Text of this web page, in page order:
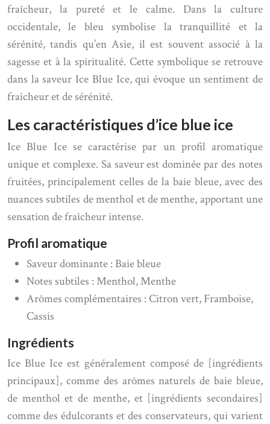
fraîcheur, la pureté et le calme. Dans la culture
occidentale, le bleu symbolise la tranquillité et la
sérénité, tandis qu’en Asie, il est souvent associé à la
sagesse et à la spiritualité. Cette symbolique se retrouve
dans la saveur Ice Blue Ice, qui évoque un sentiment de
fraîcheur et de sérénité.
Les caractéristiques d’ice blue ice
Ice Blue Ice se caractérise par un profil aromatique
unique et complexe. Sa saveur est dominée par des notes
fruitées, principalement celles de la baie bleue, avec des
nuances subtiles de menthol et de menthe, apportant une
sensation de fraîcheur intense.
Profil aromatique
Saveur dominante : Baie bleue
Notes subtiles : Menthol, Menthe
Arômes complémentaires : Citron vert, Framboise,
Cassis
Ingrédients
Ice Blue Ice est généralement composé de [ingrédients
principaux], comme des arômes naturels de baie bleue,
de menthol et de menthe, et [ingrédients secondaires]
comme des édulcorants et des conservateurs, qui varient